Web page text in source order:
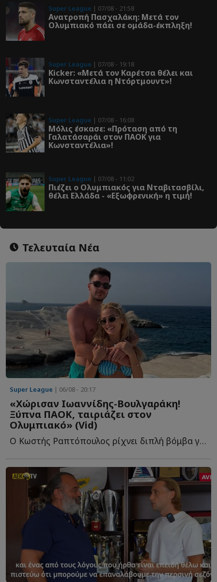
Super League | 07/08 - 21:58
Ανατροπή Πασχαλάκη: Μετά τον
Ολυμπιακό πάει σε ομάδα-έκπληξη!
Super League | 07/08 - 19:18
Kicker: «Μετά τον Καρέτσα θέλει και
Κωνσταντέλια η Ντόρτμουντ»!
Super League | 07/08 - 16:08
Μόλις έσκασε: «Πρόταση από τη
Γαλατάσαράι στον ΠΑΟΚ για
Κωνσταντέλια»!
Super League | 07/08 - 11:02
Πιέζει ο Ολυμπιακός για Νταβιτασβίλι,
θέλει Ελλάδα - «Εξωφρενική» η τιμή!
Τελευταία Νέα
Super League | 06/08 - 20:17
«Χώρισαν Ιωαννίδης-Βουλγαράκη!
Ξύπνα ΠΑΟΚ, ταιριάζει στον
Ολυμπιακό» (Vid)
Ο Κωστής Ραπτόπουλος ρίχνει διπλή βόμβα για τον Φώτη Ι...